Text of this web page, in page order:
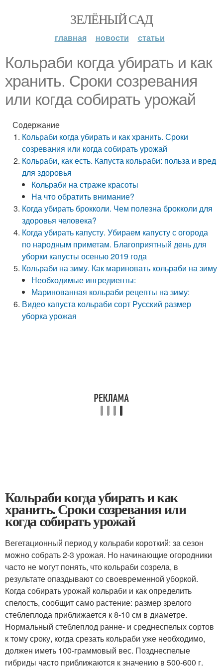
ЗЕЛЁНЫЙ САД
главная новости статьи
Кольраби когда убирать и как
хранить. Сроки созревания
или когда собирать урожай
Содержание
Кольраби когда убирать и как хранить. Сроки
созревания или когда собирать урожай
Кольраби, как есть. Капуста кольраби: польза и вред
для здоровья
Кольраби на страже красоты
На что обратить внимание?
Когда убирать брокколи. Чем полезна брокколи для
здоровья человека?
Когда убирать капусту. Убираем капусту с огорода
по народным приметам. Благоприятный день для
уборки капусты осенью 2019 года
Кольраби на зиму. Как мариновать кольраби на зиму
Необходимые ингредиенты:
Маринованная кольраби рецепты на зиму:
Видео капуста кольраби сорт Русский размер
уборка урожая
Кольраби когда убирать и как
хранить. Сроки созревания или
когда собирать урожай
Вегетационный период у кольраби короткий: за сезон
можно собрать 2-3 урожая. Но начинающие огородники
часто не могут понять, что кольраби созрела, в
результате опаздывают со своевременной уборкой.
Когда собирать урожай кольраби и как определить
спелость, сообщит само растение: размер зрелого
стеблеплода приближается к 8-10 см в диаметре.
Нормальный стеблеплод ранне- и среднеспелых сортов
к тому сроку, когда срезать кольраби уже необходимо,
должен иметь 100-граммовый вес. Позднеспелые
гибриды часто приближаются к значению в 500-600 г.